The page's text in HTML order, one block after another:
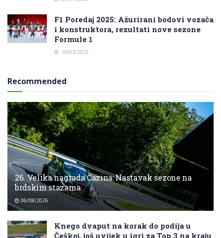
F1 Poredaj 2025: Ažurirani bodovi vozača
i konstruktora, rezultati nove sezone
Formule 1
19/03/2025
Recommended
26. Velika nagrada Cazina: Nastavak sezone na
brdskim stazama
06/08/2026
Knego dvaput na korak do podija u
Češkoj, još uvijek u igri za Top 3 na kraju